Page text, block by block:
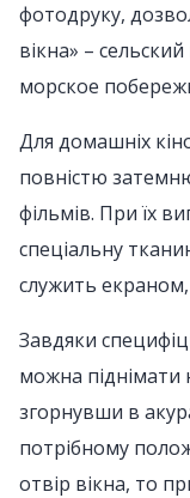
фотодруку,
вікна» –
морское
Для домашніх
повністю
фільмів. При їх
спеціальну
служить
Завдяки
можна піднімати
згорнувши в
потрібному
отвір вікна, то